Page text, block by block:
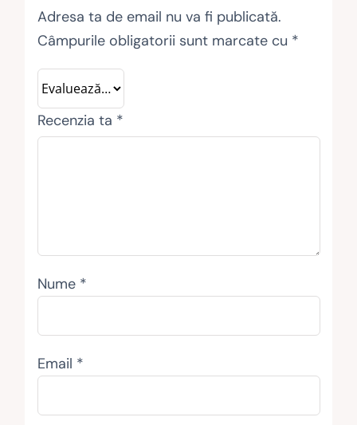
Adresa ta de email nu va fi publicată.
Câmpurile obligatorii sunt marcate cu *
Recenzia ta *
Nume *
Email *